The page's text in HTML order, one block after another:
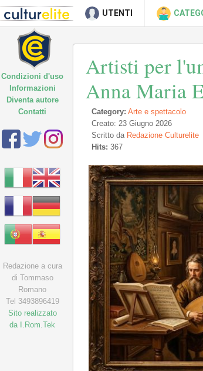
UTENTI
Artisti per
Anna Maria
Category: Arte e spettacolo
Creato: 23 Giugno 2026
Scritto da Redazione Culturelite
Hits: 367
Condizioni d'uso
Informazioni
Diventa autore
Contatti
Redazione a cura
di Tommaso
Romano
Tel 3493896419
Sito realizzato
da I.Rom.Tek